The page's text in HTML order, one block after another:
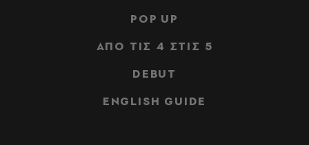
POP UP
ΑΠΟ ΤΙΣ 4 ΣΤΙΣ 5
DEBUT
ENGLISH GUIDE